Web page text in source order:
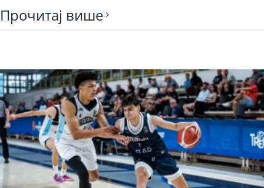
Прочитај више